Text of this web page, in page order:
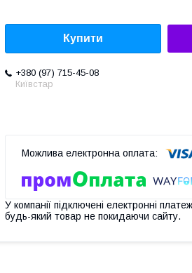
Купити
+380 (97) 715-45-08
Київстар
У компанії підключені електронні
будь-який товар не покидаючи сайту.